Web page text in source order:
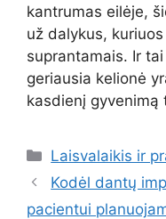
kantrumas eilėje,
už dalykus,
suprantamais. Ir
geriausia kelionė
kasdienį
Kategorijos
Laisvalaikis ir
Kodėl dantų
pacientui